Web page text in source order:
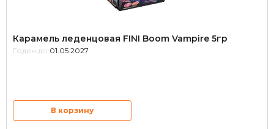
Карамель леденцовая FINI Boom Vampire 5гр
Годен до: 01.05.2027
В корзину